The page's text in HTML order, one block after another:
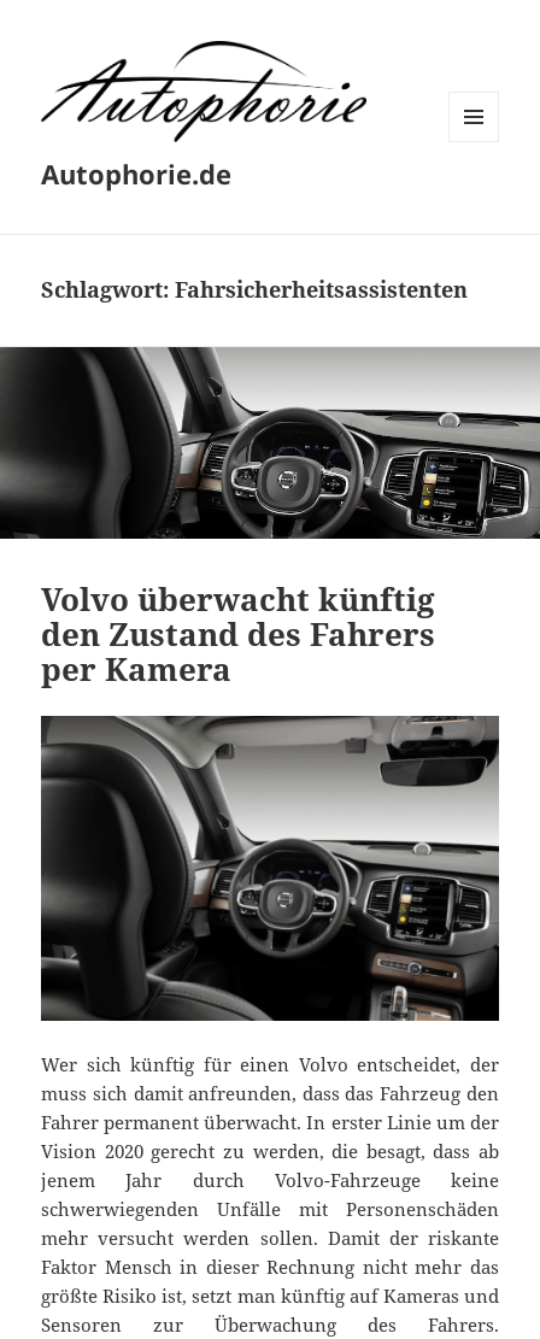
Autophorie.de
Schlagwort:Fahrsicherheitsassistenten
Volvo überwacht künftig
den Zustand des Fahrers
per Kamera
Wer sich künftig für einen Volvo entscheidet, der
muss sich damit anfreunden, dass das Fahrzeug den
Fahrer permanent überwacht. In erster Linie um der
Vision 2020 gerecht zu werden, die besagt, dass ab
jenem Jahr durch Volvo-Fahrzeuge keine
schwerwiegenden Unfälle mit Personenschäden
mehr versucht werden sollen. Damit der riskante
Faktor Mensch in dieser Rechnung nicht mehr das
größte Risiko ist, setzt man künftig auf Kameras und
Sensoren zur Überwachung des Fahrers.